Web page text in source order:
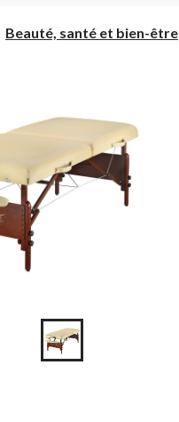
Beauté, santé et bien-être